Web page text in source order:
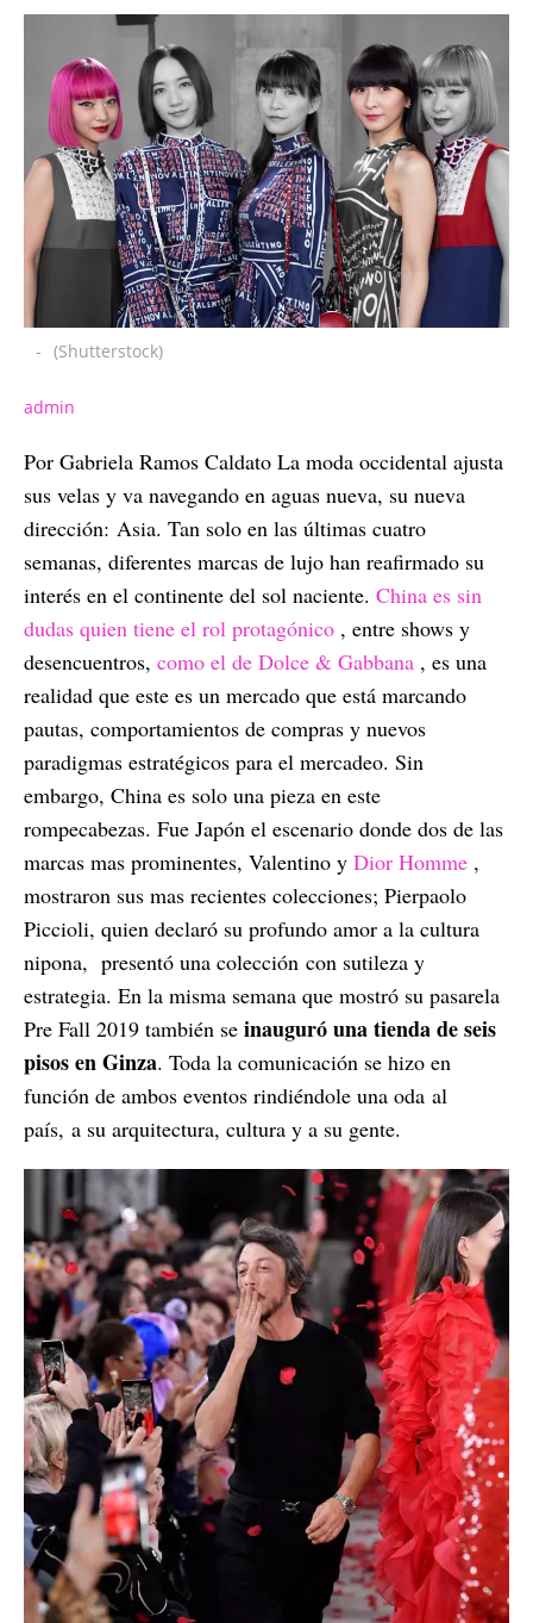
- (Shutterstock)
admin
Por Gabriela Ramos Caldato La moda occidental ajusta
sus velas y va navegando en aguas nueva, su nueva
dirección: Asia. Tan solo en las últimas cuatro
semanas, diferentes marcas de lujo han reafirmado su
interés en el continente del sol naciente. China es sin
dudas quien tiene el rol protagónico , entre shows y
desencuentros, como el de Dolce & Gabbana , es una
realidad que este es un mercado que está marcando
pautas, comportamientos de compras y nuevos
paradigmas estratégicos para el mercadeo. Sin
embargo, China es solo una pieza en este
rompecabezas. Fue Japón el escenario donde dos de las
marcas mas prominentes, Valentino y Dior Homme ,
mostraron sus mas recientes colecciones; Pierpaolo
Piccioli, quien declaró su profundo amor a la cultura
nipona, presentó una colección con sutileza y
estrategia. En la misma semana que mostró su pasarela
Pre Fall 2019 también se inauguró una tienda de seis
pisos en Ginza. Toda la comunicación se hizo en
función de ambos eventos rindiéndole una oda al
país, a su arquitectura, cultura y a su gente.